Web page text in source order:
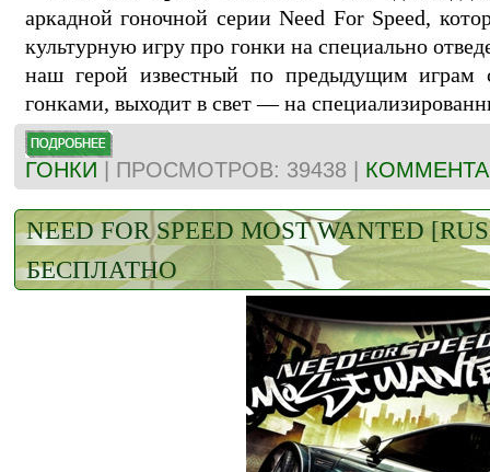
аркадной гоночной серии Need For Speed,
культурную игру про гонки на специально
наш герой известный по предыдущим играм
гонками, выходит в свет — на
ГОНКИ | ПРОСМОТРОВ: 39438 |
NEED FOR SPEED MOST WANTED
БЕСПЛАТНО